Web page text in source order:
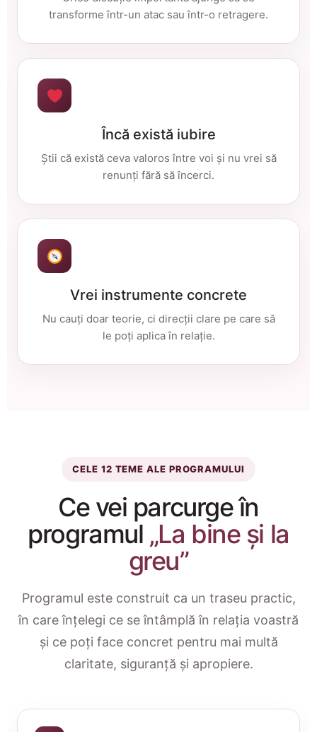
transforme într-un atac sau într-o retragere.
Încă există iubire
Știi că există ceva valoros între voi și nu vrei să
renunți fără să încerci.
Vrei instrumente concrete
Nu cauți doar teorie, ci direcții clare pe care să
le poți aplica în relație.
CELE 12 TEME ALE PROGRAMULUI
Ce vei parcurge în
programul „La bine și la
greu”
Programul este construit ca un traseu practic,
în care înțelegi ce se întâmplă în relația voastră
și ce poți face concret pentru mai multă
claritate, siguranță și apropiere.